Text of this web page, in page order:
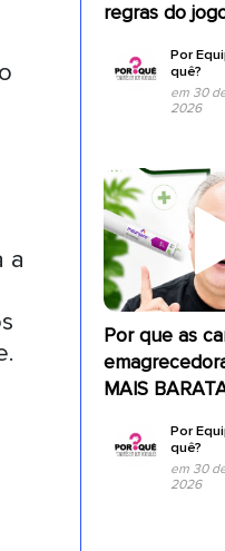
a
regras do
Por
quê?
em 30
2026
Por que as
MAIS
Por
quê?
em 30
2026